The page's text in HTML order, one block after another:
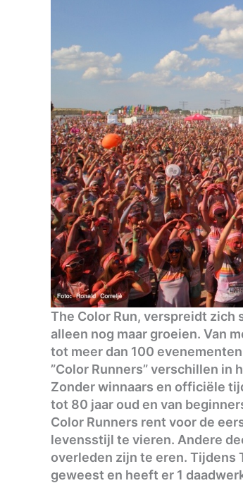
The Color Run, verspreidt zich
alleen nog maar groeien. Van
tot meer dan 100
”Color Runners” verschillen in
Zonder winnaars en officiële
tot 80 jaar oud en van
Color Runners rent voor de
levensstijl te vieren. Andere
overleden zijn te eren. Tijdens
geweest en heeft er 1